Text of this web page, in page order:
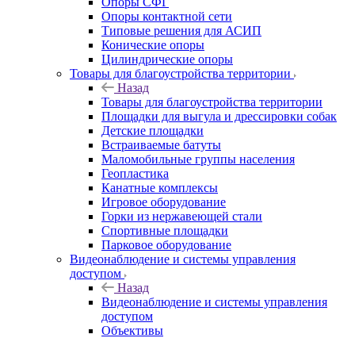
Опоры контактной сети
Типовые решения для АСИП
Конические опоры
Цилиндрические опоры
Товары для благоустройства территории
Назад
Товары для благоустройства территории
Площадки для выгула и дрессировки собак
Детские площадки
Встраиваемые батуты
Маломобильные группы населения
Геопластика
Канатные комплексы
Игровое оборудование
Горки из нержавеющей стали
Спортивные площадки
Парковое оборудование
Видеонаблюдение и системы управления
доступом
Назад
Видеонаблюдение и системы управления
доступом
Объективы